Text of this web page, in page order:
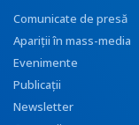
Comunicate de presă
Apariţii în mass-media
Evenimente
Publicații
Newsletter